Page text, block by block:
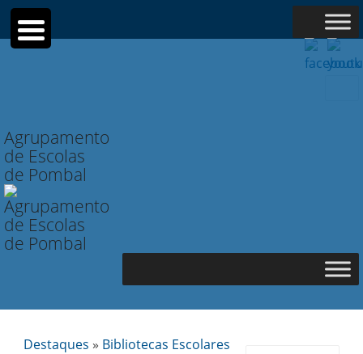
Agrupamento
de Escolas
de Pombal
Destaques » Bibliotecas Escolares